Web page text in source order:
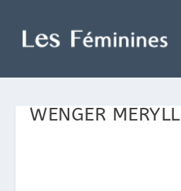
WENGER MERYLL